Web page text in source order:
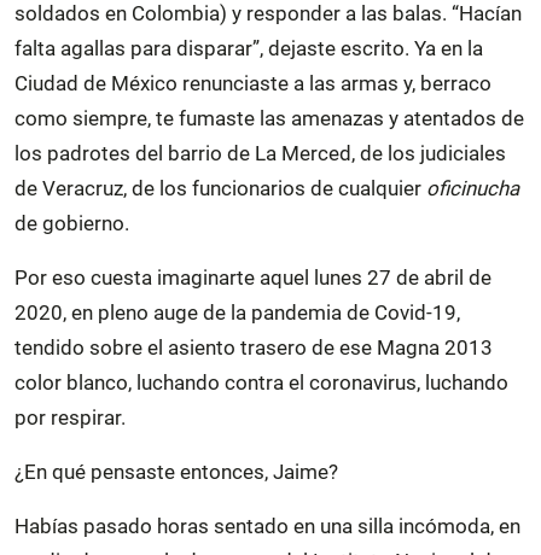
soldados en Colombia) y responder a las balas. “Hacían
falta agallas para disparar”, dejaste escrito. Ya en la
Ciudad de México renunciaste a las armas y, berraco
como siempre, te fumaste las amenazas y atentados de
los padrotes del barrio de La Merced, de los judiciales
de Veracruz, de los funcionarios de cualquier oficinucha
de gobierno.
Por eso cuesta imaginarte aquel lunes 27 de abril de
2020, en pleno auge de la pandemia de Covid-19,
tendido sobre el asiento trasero de ese Magna 2013
color blanco, luchando contra el coronavirus, luchando
por respirar.
¿En qué pensaste entonces, Jaime?
Habías pasado horas sentado en una silla incómoda, en